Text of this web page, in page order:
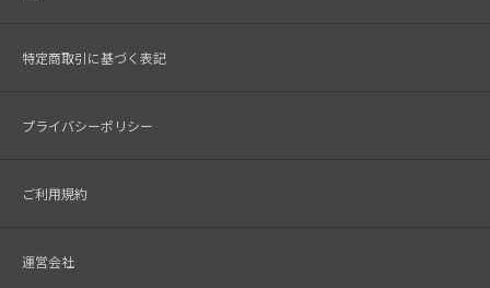
特定商取引に基づく表記
プライバシーポリシー
ご利用規約
運営会社